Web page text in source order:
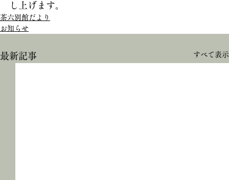
し上げます。
茶六別館だより
お知らせ
最新記事 すべて表示